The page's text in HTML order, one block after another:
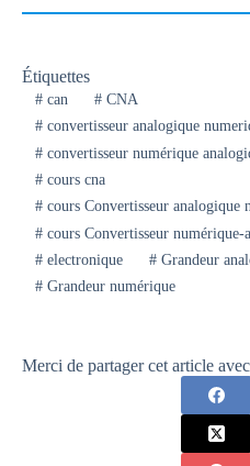
Étiquettes
#can #CNA
#convertisseur analogique
#convertisseur numérique
#cours cna
#cours Convertisseur analogique
#cours Convertisseur numérique-
#electronique #Grandeur
#Grandeur numérique
Merci de partager cet article